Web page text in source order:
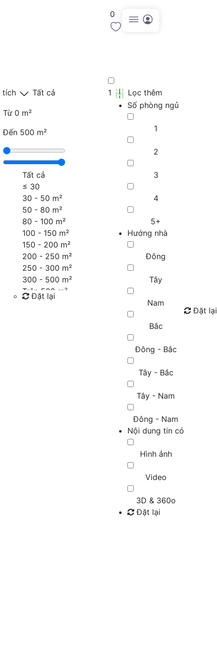
0
tích Tất cả
Từ 0 m²
Đến 500 m²
Tất cả
≤ 30
30 - 50 m²
50 - 80 m²
80 - 100 m²
100 - 150 m²
150 - 200 m²
200 - 250 m²
250 - 300 m²
300 - 500 m²
Trên 500 m²
Đặt lại
1
Lọc thêm
Số phòng ngủ
1
2
3
4
5+
Hướng nhà
Đông
Tây
Nam
Bắc
Đông - Bắc
Tây - Bắc
Tây - Nam
Đông - Nam
Nội dung tin có
Hình ảnh
Video
3D & 360o
Đặt lại
Đặt lại